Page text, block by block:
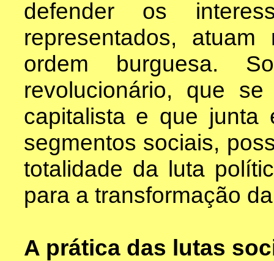
defender os
representados,
ordem burguesa.
revolucionário, que
capitalista e que junta
segmentos sociais,
totalidade da luta
para a transformação
A prática das lutas